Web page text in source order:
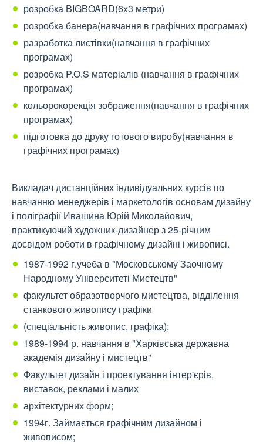
розробка BIGBOARD(6x3 метри)
розробка банера(навчання в графічних програмах)
разработка листівки(навчання в графічних
програмах)
розробка P.O.S матеріалів (навчання в графічних
програмах)
кольорокорекція зображення(навчання в графічних
програмах)
підготовка до друку готового виробу(навчання в
графічних програмах)
Викладач дистанційних індивідуальних курсів по
навчанню менеджерів і маркетологів основам дизайну
і поліграфії Ивашина Юрій Миколайович,
практикуючий художник-дизайнер з 25-річним
досвідом роботи в графічному дизайні і живописі.
1987-1992 г.учеба в "Московському Заочному
Народному Університеті Мистецтв"
факультет образотворчого мистецтва, відділення
станкового живопису графіки
(спеціальність живопис, графіка);
1989-1994 р. навчання в "Харківська державна
академія дизайну і мистецтв"
Факультет дизайн і проектування інтер'єрів,
виставок, реклами і малих
архітектурних форм;
1994г. Займається графічним дизайном і
живописом;